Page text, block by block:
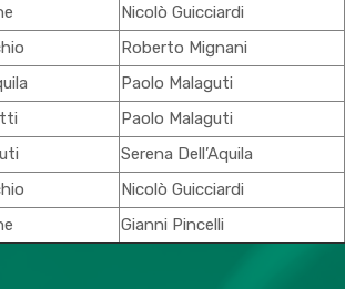
Nicolò Guicciardi
Roberto Mignani
Paolo Malaguti
Paolo Malaguti
Serena Dell’Aquila
Nicolò Guicciardi
Gianni Pincelli